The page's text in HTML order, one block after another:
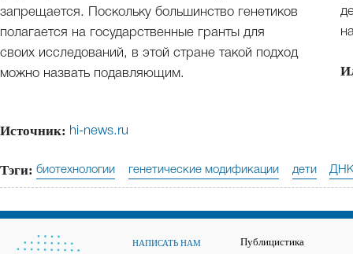
запрещается. Поскольку большинство генетиков
полагается на государственные гранты для
своих исследований, в этой стране такой подход
можно назвать подавляющим.
Источник: hi-news.ru
Тэги: биотехнологии генетические модификации дети
НАПИСАТЬ НАМ
Публицистика